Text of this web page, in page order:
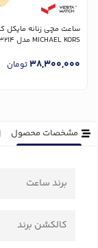
ساعت مچی زنانه مایکل
MICHAEL KORS مدل Mk3214
38,300,000تومان
مشخصات محصول
برند ساعت
کالکشن برند